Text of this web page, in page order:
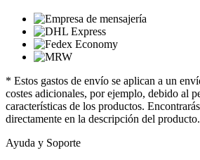
* Estos gastos de envío se aplican a un
costes adicionales, por ejemplo, debido al
características de los productos.
directamente en la descripción del producto.
Ayuda y Soporte